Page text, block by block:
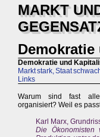
MARKT
Demokratie und
Markt stark, Staat
Links
Warum sind fast alle
organisiert? Weil es
Karl Marx,
Die